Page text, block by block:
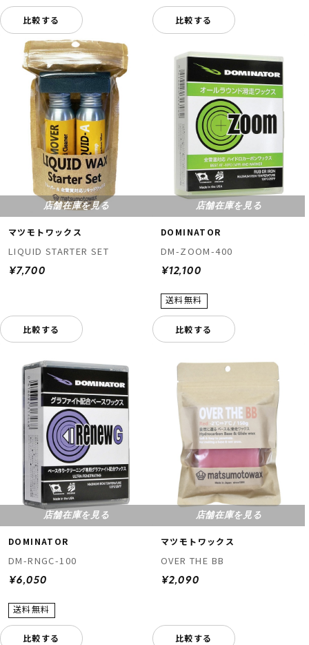
比較する 比較する
店舗在庫を見る
マツモトワックス
LIQUID STARTER SET
¥7,700
比較する
店舗在庫を見る
DOMINATOR
DM-ZOOM-400
¥12,100
比較する
店舗在庫を見る
DOMINATOR
DM-RNGC-100
¥6,050
比較する
店舗在庫を見る
マツモトワックス
OVER THE BB
¥2,090
比較する